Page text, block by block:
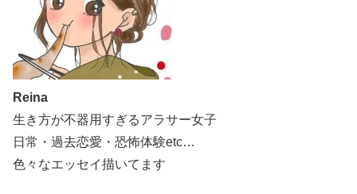
Reina
生き方が不器用すぎるアラサー女子
日常・過去恋愛・恐怖体験etc…
色々なエッセイ描いてます